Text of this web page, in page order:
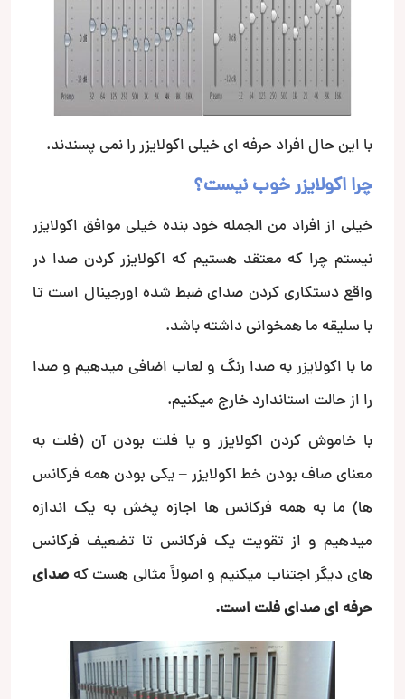
با این حال افراد حرفه ای خیلی اکولایزر را نمی پسندند.
چرا اکولایزر خوب نیست؟
خیلی از افراد من الجمله خود بنده خیلی موافق اکولایزر
نیستم چرا که معتقد هستیم که اکولایزر کردن صدا در
واقع دستکاری کردن صدای ضبط شده اورجینال است تا
با سلیقه ما همخوانی داشته باشد.
ما با اکولایزر به صدا رنگ و لعاب اضافی میدهیم و صدا
را از حالت استاندارد خارج میکنیم.
با خاموش کردن اکولایزر و یا فلت بودن آن (فلت به
معنای صاف بودن خط اکولایزر – یکی بودن همه فرکانس
ها) ما به همه فرکانس ها اجازه پخش به یک اندازه
میدهیم و از تقویت یک فرکانس تا تضعیف فرکانس
های دیگر اجتناب میکنیم و اصولاََ مثالی هست کهصدای
حرفه ای صدای فلت است.